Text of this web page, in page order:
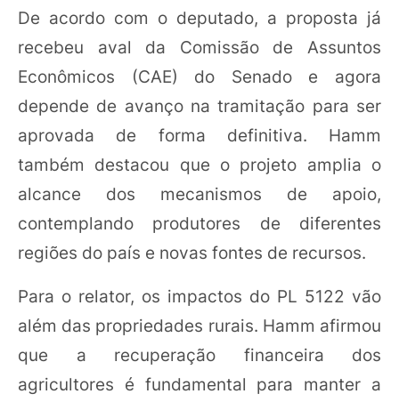
De acordo com o deputado, a proposta já
recebeu aval da Comissão de Assuntos
Econômicos (CAE) do Senado e agora
depende de avanço na tramitação para ser
aprovada de forma definitiva. Hamm
também destacou que o projeto amplia o
alcance dos mecanismos de apoio,
contemplando produtores de diferentes
regiões do país e novas fontes de recursos.
Para o relator, os impactos do PL 5122 vão
além das propriedades rurais. Hamm afirmou
que a recuperação financeira dos
agricultores é fundamental para manter a